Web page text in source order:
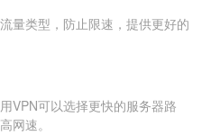
量类型，防止限速，提供更好的
VPN可以选择更快的服务器路
网速。